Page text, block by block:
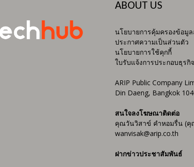
ABOUT US
นโยบายการคุ้มครองข้อมู
ประกาศความเป็นส่วนตัว
นโยบายการใช้คุกกี้
ใบรับแจ้งการประกอบธุร
ARIP Public Company
Din Daeng, Bangkok
สนใจลงโฆษณาติดต่อ
คุณวันวิสาข์ คำหอมรื่น (คุ
wanvisak@arip.co.th
ฝากข่าวประชาสัมพันธ์